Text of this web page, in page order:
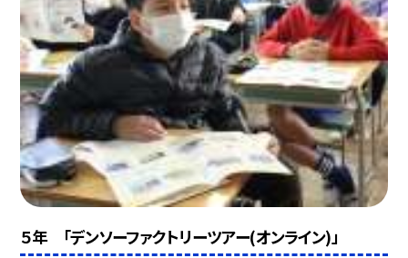
５年 「デンソーファクトリーツアー(オンライン)」